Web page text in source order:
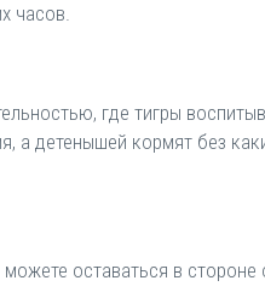
часов.
где тигры
детенышей кормят без
оставаться в